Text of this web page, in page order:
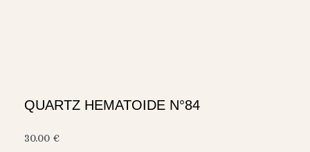
QUARTZ HEMATOIDE N°84
30.00 €